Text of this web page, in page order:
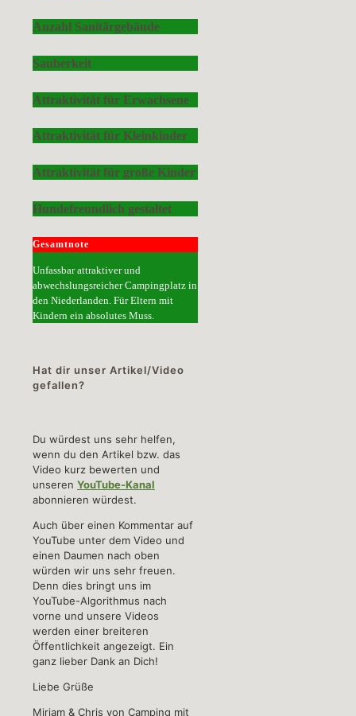
Anzahl Sanitärgebäude
Sauberkeit
Attraktivität für Erwachsene
Attraktivität für Kleinkinder
Attraktivität für große Kinder
Hundefreundlich gestaltet
Gesamtnote
Unfassbar attraktiver und
abwechslungsreicher Campingplatz in
den Niederlanden. Für Eltern mit
Kindern ein absolutes Muss.
Hat dir unser Artikel/Video
gefallen?
Du würdest uns sehr helfen,
wenn du den Artikel bzw. das
Video kurz bewerten und
unseren YouTube-Kanal
abonnieren würdest.
Auch über einen Kommentar auf
YouTube unter dem Video und
einen Daumen nach oben
würden wir uns sehr freuen.
Denn dies bringt uns im
YouTube-Algorithmus nach
vorne und unsere Videos
werden einer breiteren
Öffentlichkeit angezeigt. Ein
ganz lieber Dank an Dich!
Liebe Grüße
Mirjam & Chris von Camping mit